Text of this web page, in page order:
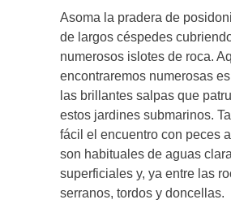
Asoma la pradera de
de largos céspedes
numerosos islotes de roca.
encontraremos numerosas
las brillantes salpas que
estos jardines submarinos.
fácil el encuentro con peces
son habituales de aguas
superficiales y, ya entre las
serranos, tordos y doncellas.